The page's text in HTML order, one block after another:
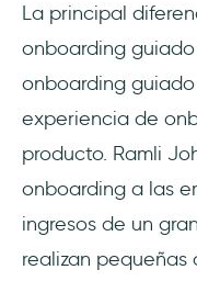
La principal
onboarding
onboarding
experiencia de
producto. Ramli
onboarding a las
ingresos de un
realizan pequeñas